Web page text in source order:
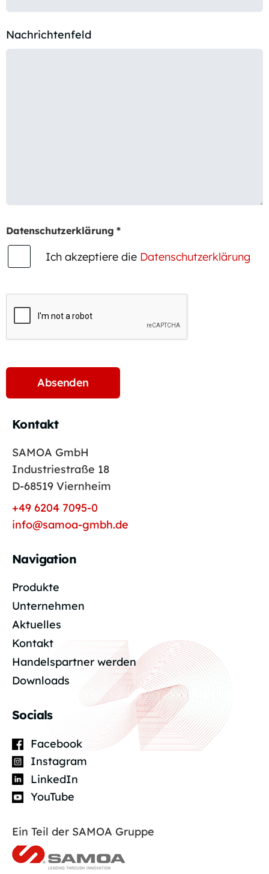
Nachrichtenfeld
Datenschutzerklärung *
Ich akzeptiere die Datenschutzerklärung
Kontakt
SAMOA GmbH
Industriestraße 18
D-68519 Viernheim
+49 6204 7095-0
info@samoa-gmbh.de
Navigation
Produkte
Unternehmen
Aktuelles
Kontakt
Handelspartner werden
Downloads
Socials
Facebook
Instagram
LinkedIn
YouTube
Ein Teil der SAMOA Gruppe